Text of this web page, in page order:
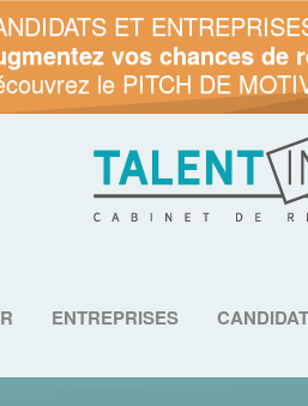
ET
vos chances de
le PITCH DE
ENTREPRISES